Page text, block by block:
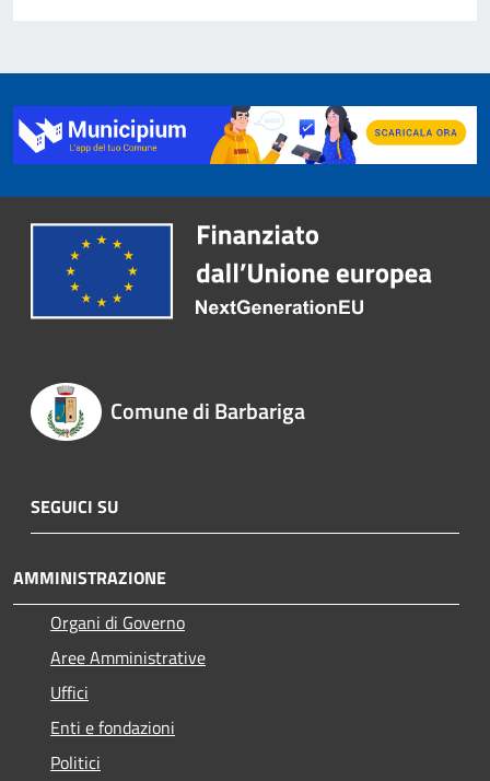
Comune di Barbariga
SEGUICI SU
AMMINISTRAZIONE
Organi di Governo
Aree Amministrative
Uffici
Enti e fondazioni
Politici